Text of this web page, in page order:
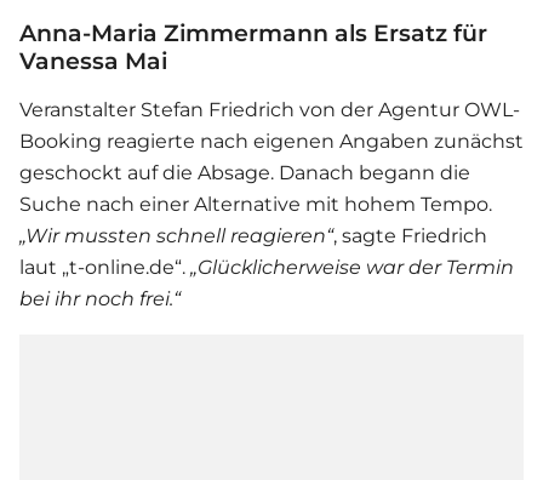
Anna-Maria Zimmermann als Ersatz für
Vanessa Mai
Veranstalter Stefan Friedrich von der Agentur OWL-
Booking reagierte nach eigenen Angaben zunächst
geschockt auf die Absage. Danach begann die
Suche nach einer Alternative mit hohem Tempo.
„Wir mussten schnell reagieren“, sagte Friedrich
laut „t-online.de“. „Glücklicherweise war der Termin
bei ihr noch frei.“